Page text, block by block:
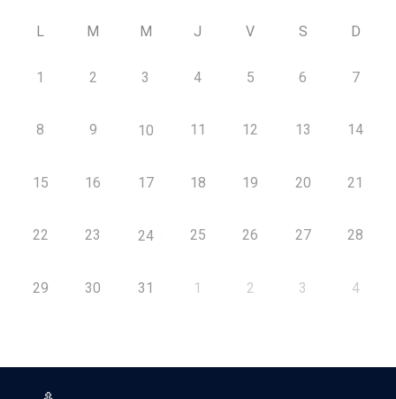
L M M J V S D
1 2 3 4 5 6 7
8 9 10 11 12 13 14
15 16 17 18 19 20 21
22 23 24 25 26 27 28
29 30 31 1 2 3 4